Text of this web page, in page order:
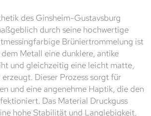
des Ginsheim-Gustavsburg
durch seine hochwertige
Brüniertrommelung ist
Metall eine dunklere, antike
und gleichzeitig eine leicht matte,
Dieser Prozess sorgt für
und eine angenehme Haptik, die den
Das Material Druckguss
hohe Stabilität und Langlebigkeit,